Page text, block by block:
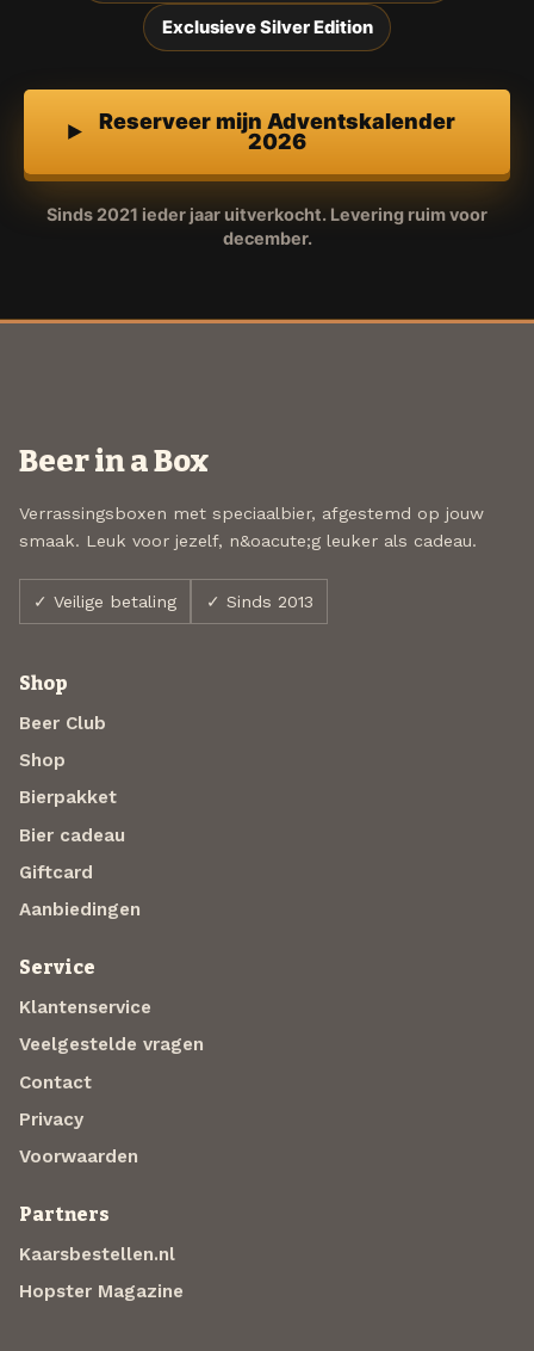
Exclusieve Silver Edition
Reserveer mijn Adventskalender
2026
Sinds 2021 ieder jaar uitverkocht. Levering ruim voor
december.
Beer in a Box
Verrassingsboxen met speciaalbier, afgestemd op jouw
smaak. Leuk voor jezelf, n&oacute;g leuker als cadeau.
✓ Veilige betaling ✓ Sinds 2013
Shop
Beer Club
Shop
Bierpakket
Bier cadeau
Giftcard
Aanbiedingen
Service
Klantenservice
Veelgestelde vragen
Contact
Privacy
Voorwaarden
Partners
Kaarsbestellen.nl
Hopster Magazine